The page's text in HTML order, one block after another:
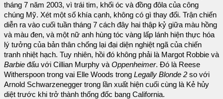
tháng 7 năm 2003, vì trái tim, khối óc và đồng đôla của công
chúng Mỹ. Xét một số khía cạnh, không có gì thay đổi. Trận chiến
diễn ra vào cuối tuần tháng 7 cách đây hai thập kỷ giữa màu hồng
và màu đen, và một nữ anh hùng tóc vàng lấp lánh hiện thực hóa
lý tưởng của bản thân chống lại đại diện nghiệt ngã của chiến
tranh nhiệt hạch. Tuy nhiên, hồi đó không phải là Margot Robbie và
Barbie đấu với Cillian Murphy và Oppenheimer. Đó là Reese
Witherspoon trong vai Elle Woods trong Legally Blonde 2 so với
Arnold Schwarzenegger trong lần xuất hiện cuối cùng là Kẻ hủy
diệt trước khi trở thành thống đốc bang California.